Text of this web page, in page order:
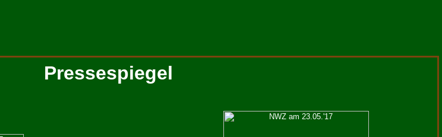
Pressespiegel